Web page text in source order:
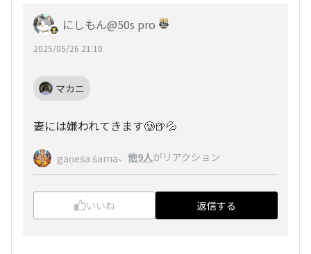
にしもん@50s pro
2025/05/26 21:10
マカニ
妻には嫌われてきます🥲🍺💦
gaṇeśa śama、 他9人がリアクション
いいね 返信する